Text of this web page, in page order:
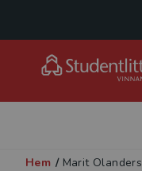
Hem / Marit Olanders